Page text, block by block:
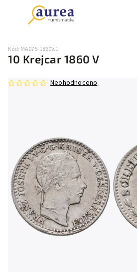
10 Krejcar 1860 V
Kód: MA075-1860V.1
Neohodnoceno